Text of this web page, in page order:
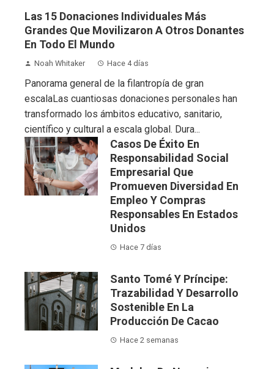
Las 15 Donaciones Individuales Más
Grandes Que Movilizaron A Otros Donantes
En Todo El Mundo
Noah Whitaker Hace 4 días
Panorama general de la filantropía de gran
escalaLas cuantiosas donaciones personales han
transformado los ámbitos educativo, sanitario,
científico y cultural a escala global. Dura...
Casos De Éxito En
Responsabilidad Social
Empresarial Que
Promueven Diversidad En
Empleo Y Compras
Responsables En Estados
Unidos
Hace 7 días
Santo Tomé Y Príncipe:
Trazabilidad Y Desarrollo
Sostenible En La
Producción De Cacao
Hace 2 semanas